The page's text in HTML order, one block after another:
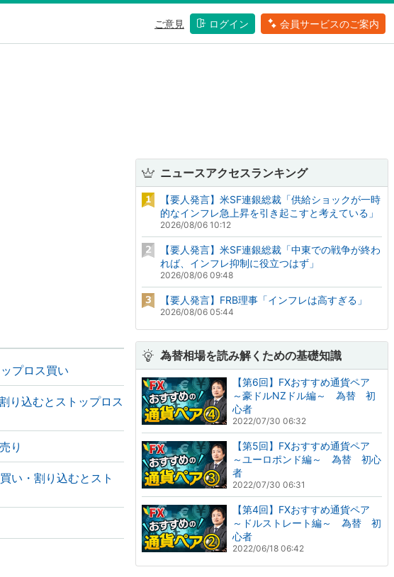
ご意見 ログイン 会員サービスのご案内
プロス買い
り込むとストップロス
り
い・割り込むとスト
ニュースアクセスランキング
【要人発言】米SF連銀総裁「供給ショックが一時
的なインフレ急上昇を引き起こすと考えている」
2026/08/06 10:12
【要人発言】米SF連銀総裁「中東での戦争が終わ
れば、インフレ抑制に役立つはず」
2026/08/06 09:48
【要人発言】FRB理事「インフレは高すぎる」
2026/08/06 05:44
為替相場を読み解くための基礎知識
【第6回】FXおすすめ通貨ペア
～豪ドルNZドル編～ 為替 初
心者
2022/07/30 06:32
【第5回】FXおすすめ通貨ペア
～ユーロポンド編～ 為替 初心
者
2022/07/30 06:31
【第4回】FXおすすめ通貨ペア
～ドルストレート編～ 為替 初
心者
2022/06/18 06:42